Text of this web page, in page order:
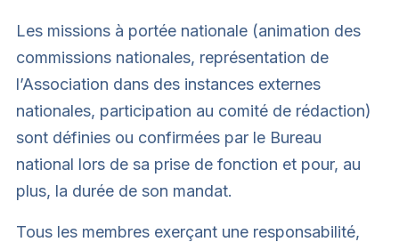
Les missions à portée nationale (animation des
commissions nationales, représentation de
l’Association dans des instances externes
nationales, participation au comité de rédaction)
sont définies ou confirmées par le Bureau
national lors de sa prise de fonction et pour, au
plus, la durée de son mandat.
Tous les membres exerçant une responsabilité,